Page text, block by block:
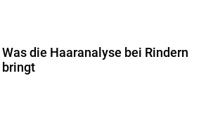
Was die Haaranalyse bei Rindern
bringt